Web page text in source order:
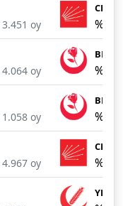
3.451 oy
CHP
4.064 oy
BBP
1.058 oy
BBP
4.967 oy
CHP
YRP